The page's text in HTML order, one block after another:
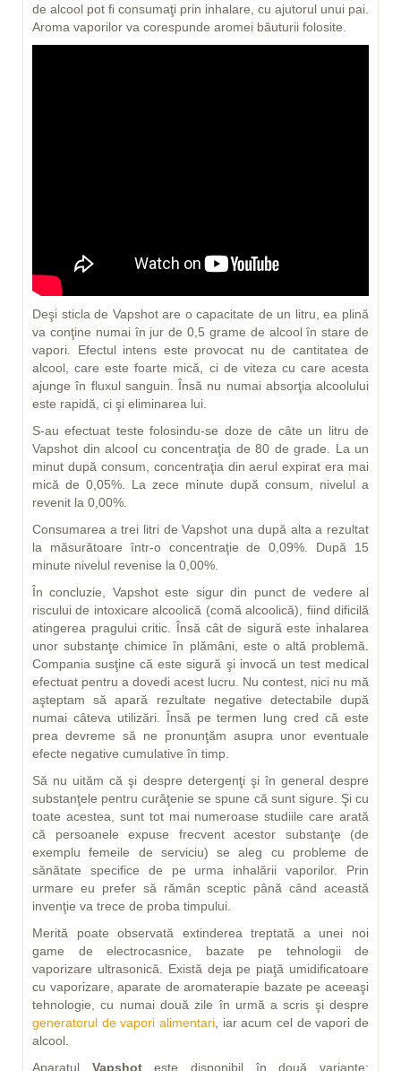
de alcool pot fi consumaţi prin inhalare, cu ajutorul unui pai.
Aroma vaporilor va corespunde aromei băuturii folosite.
Deşi sticla de Vapshot are o capacitate de un litru, ea plină
va conţine numai în jur de 0,5 grame de alcool în stare de
vapori. Efectul intens este provocat nu de cantitatea de
alcool, care este foarte mică, ci de viteza cu care acesta
ajunge în fluxul sanguin. Însă nu numai absorţia alcoolului
este rapidă, ci şi eliminarea lui.
S-au efectuat teste folosindu-se doze de câte un litru de
Vapshot din alcool cu concentraţia de 80 de grade. La un
minut după consum, concentraţia din aerul expirat era mai
mică de 0,05%. La zece minute după consum, nivelul a
revenit la 0,00%.
Consumarea a trei litri de Vapshot una după alta a rezultat
la măsurătoare într-o concentraţie de 0,09%. După 15
minute nivelul revenise la 0,00%.
În concluzie, Vapshot este sigur din punct de vedere al
riscului de intoxicare alcoolică (comă alcoolică), fiind dificilă
atingerea pragului critic. Însă cât de sigură este inhalarea
unor substanţe chimice în plămâni, este o altă problemă.
Compania susţine că este sigură şi invocă un test medical
efectuat pentru a dovedi acest lucru. Nu contest, nici nu mă
aşteptam să apară rezultate negative detectabile după
numai câteva utilizări. Însă pe termen lung cred că este
prea devreme să ne pronunţăm asupra unor eventuale
efecte negative cumulative în timp.
Să nu uităm că şi despre detergenţi şi în general despre
substanţele pentru curăţenie se spune că sunt sigure. Şi cu
toate acestea, sunt tot mai numeroase studiile care arată
că persoanele expuse frecvent acestor substanţe (de
exemplu femeile de serviciu) se aleg cu probleme de
sănătate specifice de pe urma inhalării vaporilor. Prin
urmare eu prefer să rămân sceptic până când această
invenţie va trece de proba timpului.
Merită poate observată extinderea treptată a unei noi
game de electrocasnice, bazate pe tehnologii de
vaporizare ultrasonică. Există deja pe piaţă umidificatoare
cu vaporizare, aparate de aromaterapie bazate pe aceeaşi
tehnologie, cu numai două zile în urmă a scris şi despre
generatorul de vapori alimentari , iar acum cel de vapori de
alcool.
Aparatul Vapshoteste disponibil în două variante: